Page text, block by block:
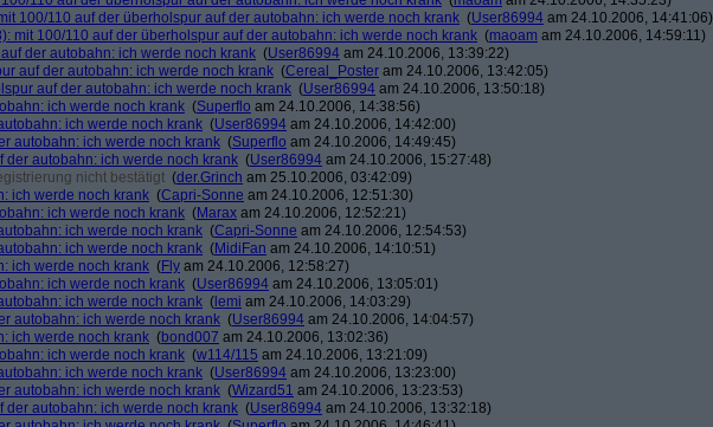
100/110 auf der überholspur auf der autobahn: ich werde noch krank (User86994 am 24.10.2006, 14:41:06)
mit 100/110 auf der überholspur auf der autobahn: ich werde noch krank (maoam am 24.10.2006, 14:59:11)
der autobahn: ich werde noch krank (User86994 am 24.10.2006, 13:39:22)
auf der autobahn: ich werde noch krank (Cereal_Poster am 24.10.2006, 13:42:05)
auf der autobahn: ich werde noch krank (User86994 am 24.10.2006, 13:50:18)
ich werde noch krank (Superflo am 24.10.2006, 14:38:56)
ich werde noch krank (User86994 am 24.10.2006, 14:42:00)
autobahn: ich werde noch krank (Superflo am 24.10.2006, 14:49:45)
der autobahn: ich werde noch krank (User86994 am 24.10.2006, 15:27:48)
nicht bestätigt (der.Grinch am 25.10.2006, 03:42:09)
ich werde noch krank (Capri-Sonne am 24.10.2006, 12:51:30)
ich werde noch krank (Marax am 24.10.2006, 12:52:21)
ich werde noch krank (Capri-Sonne am 24.10.2006, 12:54:53)
ich werde noch krank (MidiFan am 24.10.2006, 14:10:51)
ich werde noch krank (Fly am 24.10.2006, 12:58:27)
ich werde noch krank (User86994 am 24.10.2006, 13:05:01)
ich werde noch krank ( lemi am 24.10.2006, 14:03:29)
autobahn: ich werde noch krank (User86994 am 24.10.2006, 14:04:57)
ich werde noch krank (bond007 am 24.10.2006, 13:02:36)
ich werde noch krank (w114/115 am 24.10.2006, 13:21:09)
ich werde noch krank (User86994 am 24.10.2006, 13:23:00)
autobahn: ich werde noch krank (Wizard51 am 24.10.2006, 13:23:53)
der autobahn: ich werde noch krank (User86994 am 24.10.2006, 13:32:18)